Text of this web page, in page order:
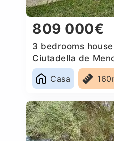
809 000€
3 bedrooms
Ciutadella de
Casa